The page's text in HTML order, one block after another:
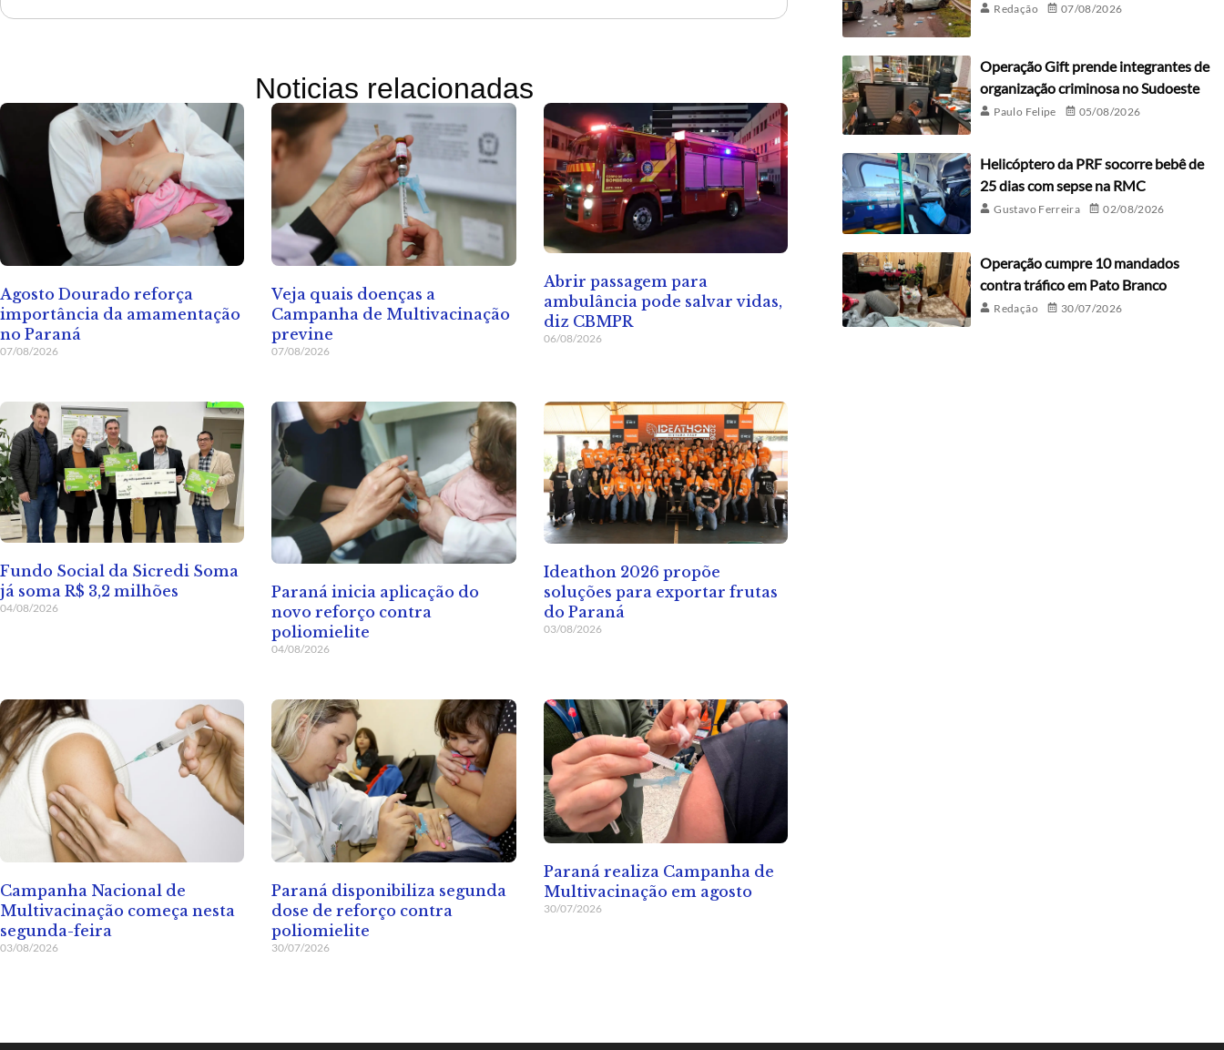
Noticias relacionadas
Agosto Dourado reforça
importância da amamentação
no Paraná
07/08/2026
Veja quais doenças a
Campanha de Multivacinação
previne
07/08/2026
Abrir passagem para
ambulância pode salvar vidas,
diz CBMPR
06/08/2026
Fundo Social da Sicredi Soma
já soma R$ 3,2 milhões
04/08/2026
Paraná inicia aplicação do
novo reforço contra
poliomielite
04/08/2026
Ideathon 2026 propõe
soluções para exportar frutas
do Paraná
03/08/2026
Campanha Nacional de
Multivacinação começa nesta
segunda-feira
03/08/2026
Paraná disponibiliza segunda
dose de reforço contra
poliomielite
30/07/2026
Paraná realiza Campanha de
Multivacinação em agosto
30/07/2026
Redação 07/08/2026
Operação Gift prende integrantes de
organização criminosa no Sudoeste
Paulo Felipe 05/08/2026
Helicóptero da PRF socorre bebê de
25 dias com sepse na RMC
Gustavo Ferreira 02/08/2026
Operação cumpre 10 mandados
contra tráfico em Pato Branco
Redação 30/07/2026